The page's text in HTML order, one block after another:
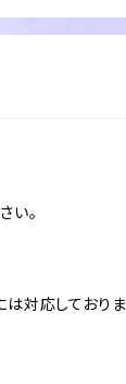
い。
対応しておりま